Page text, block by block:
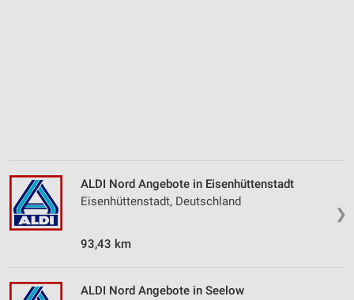
❯
ALDI Nord Angebote in Eisenhüttenstadt
Eisenhüttenstadt, Deutschland
93,43 km
ALDI Nord Angebote in Seelow